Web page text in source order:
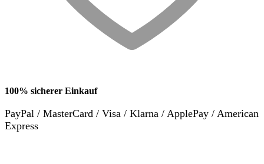
100% sicherer Einkauf
PayPal / MasterCard / Visa / Klarna / ApplePay / American
Express